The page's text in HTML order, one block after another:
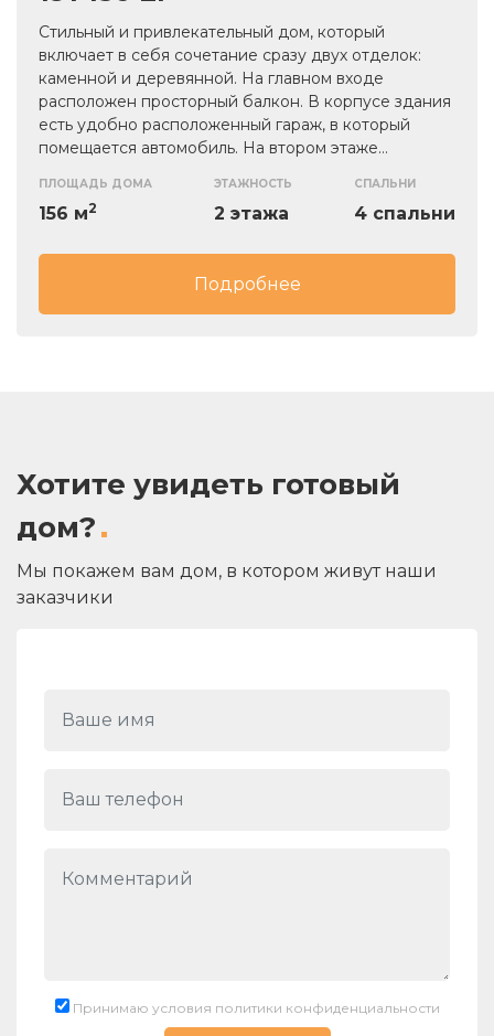
Стильный и привлекательный дом, который
включает в себя сочетание сразу двух отделок:
каменной и деревянной. На главном входе
расположен просторный балкон. В корпусе здания
есть удобно расположенный гараж, в который
помещается автомобиль. На втором этаже
которых можно переоборудовать под гостевую.
Также есть привлекательная гардеробная.
ПЛОЩАДЬ ДОМА
156 м2
ЭТАЖНОСТЬ
2 этажа
СПАЛЬНИ
4 спальни
Подробнее
Хотите увидеть готовый
дом?
Мы покажем вам дом, в котором живут наши
заказчики
Принимаю условия политики конфиденциальности